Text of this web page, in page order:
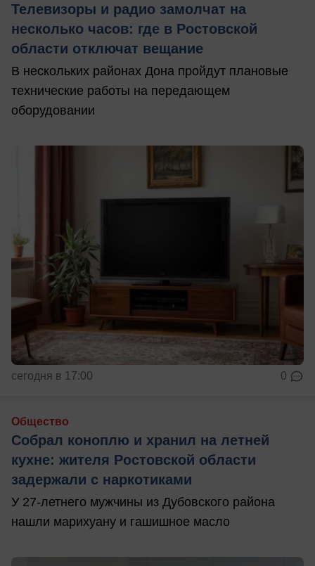
Телевизоры и радио замолчат на
несколько часов: где в Ростовской
области отключат вещание
В нескольких районах Дона пройдут плановые
технические работы на передающем
оборудовании
сегодня в 17:00 0
Общество
Собрал коноплю и хранил на летней
кухне: жителя Ростовской области
задержали с наркотиками
У 27-летнего мужчины из Дубовского района
нашли марихуану и гашишное масло